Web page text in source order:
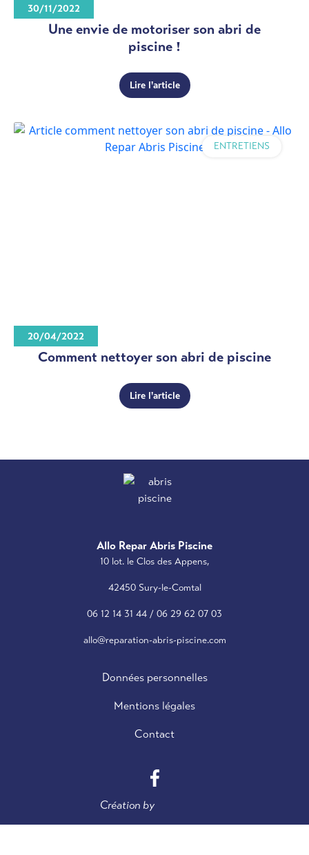
Une envie de motoriser son abri de
piscine !
Lire l'article
30/11/2022
ENTRETIENS
Comment nettoyer son abri de piscine
Lire l'article
20/04/2022
Allo Repar Abris Piscine
10 lot. le Clos des Appens,
42450 Sury-le-Comtal
06 12 14 31 44 / 06 29 62 07 03
allo@reparation-abris-piscine.com
Données personnelles
Mentions légales
Contact
Création by